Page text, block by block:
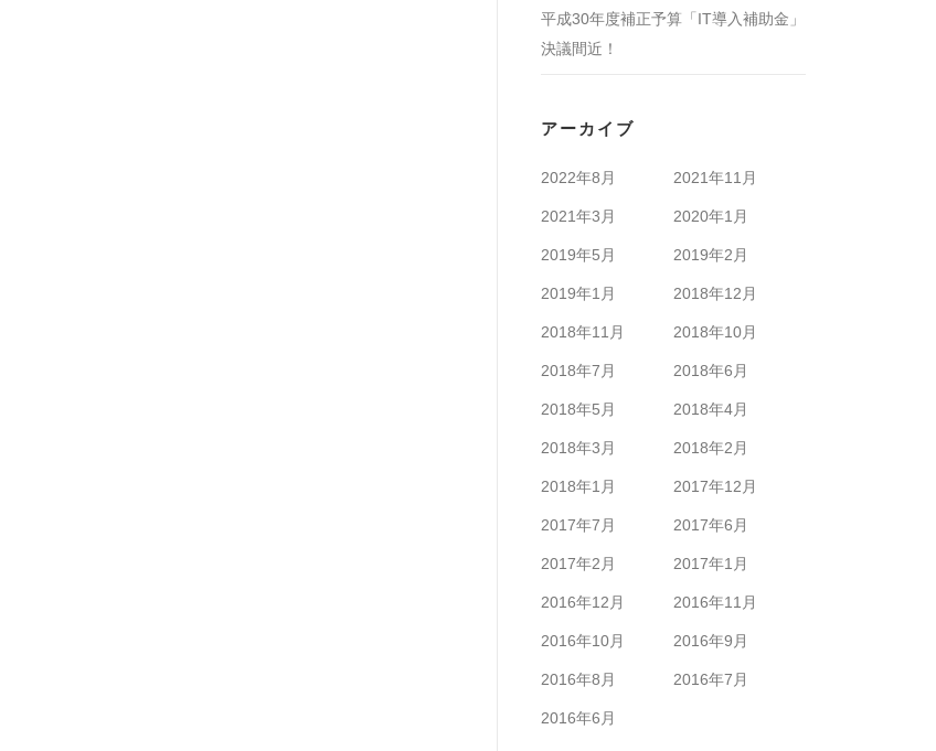
平成30年度補正予算「IT導入補助金」
決議間近！
アーカイブ
2022年8月 2021年11月
2021年3月 2020年1月
2019年5月 2019年2月
2019年1月 2018年12月
2018年11月 2018年10月
2018年7月 2018年6月
2018年5月 2018年4月
2018年3月 2018年2月
2018年1月 2017年12月
2017年7月 2017年6月
2017年2月 2017年1月
2016年12月 2016年11月
2016年10月 2016年9月
2016年8月 2016年7月
2016年6月